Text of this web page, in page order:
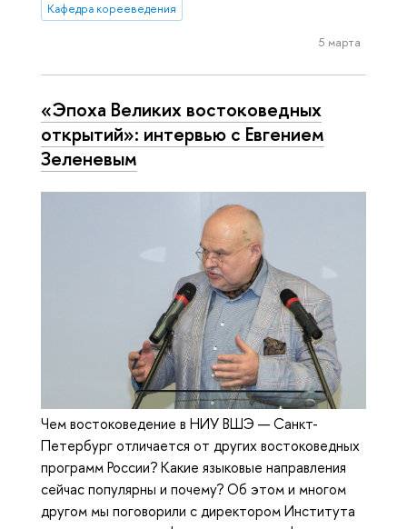
Кафедра корееведения
5 марта
«Эпоха Великих востоковедных
открытий»: интервью с Евгением
Зеленевым
Чем востоковедение в НИУ ВШЭ — Санкт-
Петербург отличается от других востоковедных
программ России? Какие языковые направления
сейчас популярны и почему? Об этом и многом
другом мы поговорили с директором Института